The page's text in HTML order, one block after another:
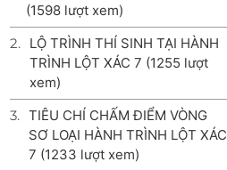
(1598 lượt xem)
2.
LỘ TRÌNH THÍ SINH TẠI HÀNH
TRÌNH LỘT XÁC 7 (1255 lượt
xem)
3. TIÊU CHÍ CHẤM ĐIỂM VÒNG
SƠ LOẠI HÀNH TRÌNH LỘT XÁC
7 (1233 lượt xem)